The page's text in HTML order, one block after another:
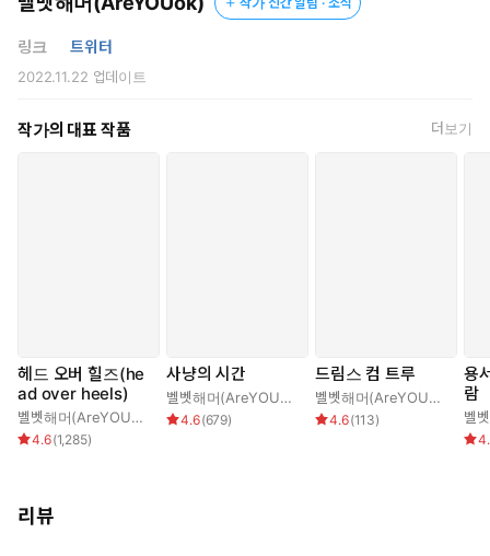
숨을 구해준 대가로 아무렇지도 않게 섹스를 요구해오는 남자의
모습에 결국 헛웃음을 터트렸다.
링크 트위터
2022.11.22 업데이트
작가의 대표 작품 더보기
헤드 오버 힐즈(he
ad over heels)
벨벳해머(AreYOUok)
4.6(1,285)
사냥의 시간
벨벳해머(AreYOUok)
4.6(679)
드림스 컴 트루
벨벳해머(AreYOUok)
4.6(113)
용
람
리뷰